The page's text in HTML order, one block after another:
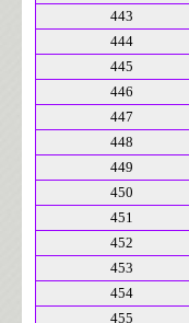
443
444
445
446
447
448
449
450
451
452
453
454
455